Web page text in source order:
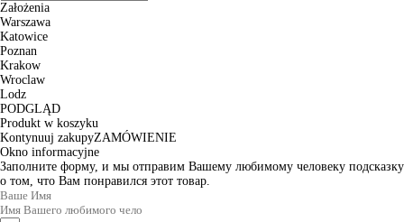
Założenia
Warszawa
Katowice
Poznan
Krakow
Wroclaw
Lodz
PODGLĄD
Produkt w koszyku
Kontynuuj zakupyZAMÓWIENIE
Okno informacyjne
Заполните форму, и мы отправим Вашему любимому человеку подсказку
о том, что Вам понравился этот товар.